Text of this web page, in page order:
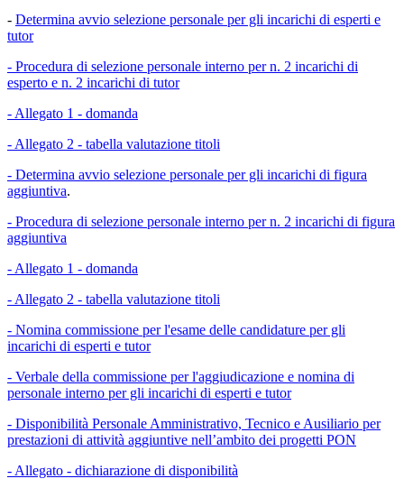
- Determina avvio selezione personale per gli incarichi di esperti e
tutor
- Procedura di selezione personale interno per n. 2 incarichi di
esperto e n. 2 incarichi di tutor
- Allegato 1 - domanda
- Allegato 2 - tabella valutazione titoli
- Determina avvio selezione personale per gli incarichi di figura
aggiuntiva.
- Procedura di selezione personale interno per n. 2 incarichi di figura
aggiuntiva
- Allegato 1 - domanda
- Allegato 2 - tabella valutazione titoli
- Nomina commissione per l'esame delle candidature per gli
incarichi di esperti e tutor
- Verbale della commissione per l'aggiudicazione e nomina di
personale interno per gli incarichi di esperti e tutor
- Disponibilità Personale Amministrativo, Tecnico e Ausiliario per
prestazioni di attività aggiuntive nell’ambito dei progetti PON
- Allegato - dichiarazione di disponibilità